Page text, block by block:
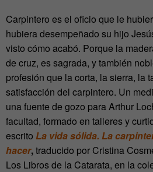
Carpintero es el oficio que le
hubiera desempeñado su hijo
visto cómo acabó. Porque la
de cruz, es sagrada, y también
profesión que la corta, la sierra, la
satisfacción del carpintero. Un
una fuente de gozo para Arthur
facultad, formado en talleres y
escrito La vida sólida. La
hacer,traducido por Cristina
Los Libros de la Catarata, en la